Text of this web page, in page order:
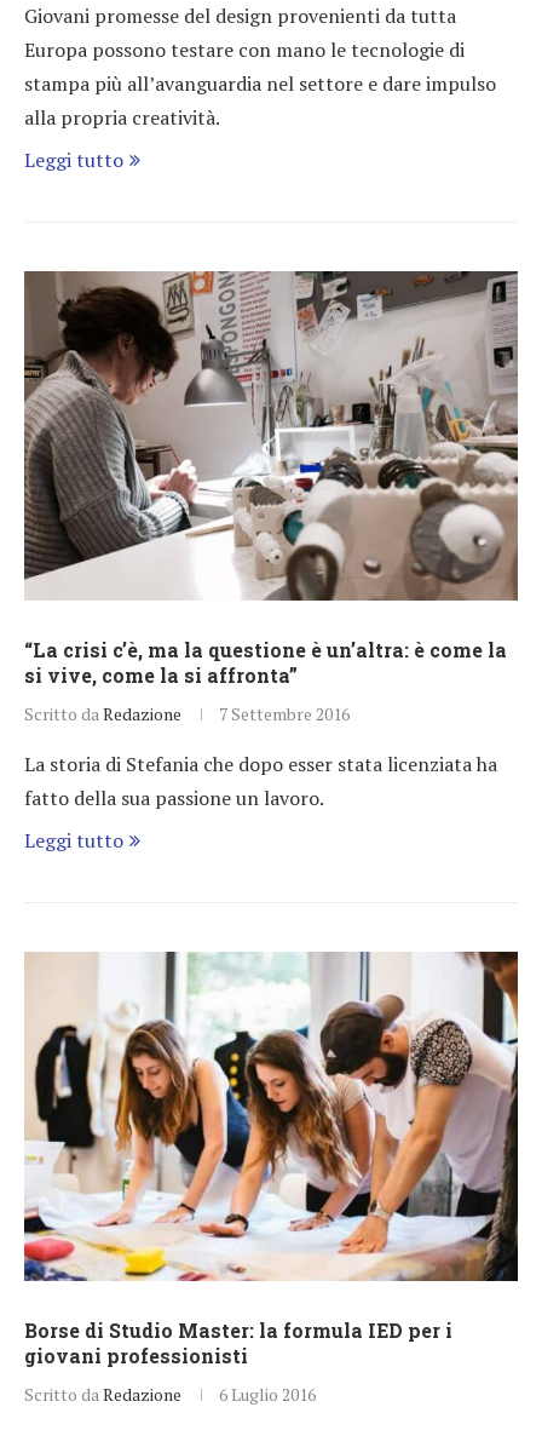
Giovani promesse del design provenienti da tutta
Europa possono testare con mano le tecnologie di
stampa più all’avanguardia nel settore e dare impulso
alla propria creatività.
Leggi tutto
“La crisi c’è, ma la questione è un’altra: è come la
si vive, come la si affronta”
Scritto da Redazione 7 Settembre 2016
La storia di Stefania che dopo esser stata licenziata ha
fatto della sua passione un lavoro.
Leggi tutto
Borse di Studio Master: la formula IED per i
giovani professionisti
Scritto da Redazione 6 Luglio 2016